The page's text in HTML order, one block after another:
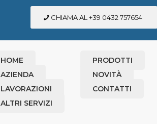
CHIAMA AL +39 0432 757654
HOME
AZIENDA
LAVORAZIONI
ALTRI SERVIZI
PRODOTTI
NOVITÀ
CONTATTI